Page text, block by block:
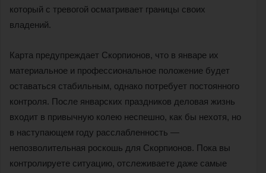
который с тревогой осматривает границы своих
владений.
Карта предупреждает Скорпионов, что в январе их
материальное и профессиональное положение будет
оставаться стабильным, однако потребует постоянного
контроля. После январских праздников деловая жизнь
входит в привычную колею неспешно, как бы нехотя, но
в наступающем году расслабленность —
непозволительная роскошь для Скорпионов. Пока вы
контролируете ситуацию, отслеживаете даже самые